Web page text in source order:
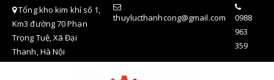
Tổng kho kim khí số 1,
Km3 đường 70 Phan
Trọng Tuệ, Xã Đại
Thanh, Hà Nội
thuylucthanhcong@gmail.com
0988
963
359